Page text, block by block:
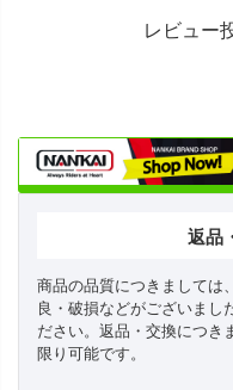
レビュー
返品
商品の品質につきましては
良・破損などがございまし
ださい。返品・交換につき
限り可能です。